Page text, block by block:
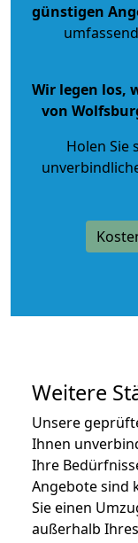
günstigen
Wir legen los,
von
Holen Sie
Weitere
Unsere
Ihnen
Ihre
Angebote sind
Sie einen
außerhalb